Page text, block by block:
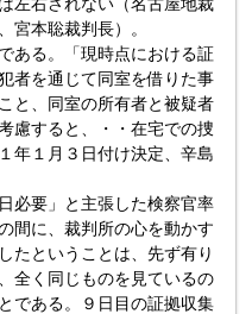
宮本聡裁判長）。
ある。「現時点における証
者を通じて同室を借りた事
と、同室の所有者と被疑者
慮すると、・・在宅での捜
年１月３日付け決定、辛島
必要」と主張した検察官率
間に、裁判所の心を動かす
たということは、先ず有り
全く同じものを見ているの
である。９日目の証拠収集